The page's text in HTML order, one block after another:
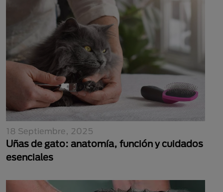
18 Septiembre, 2025
Uñas de gato: anatomía, función y cuidados
esenciales